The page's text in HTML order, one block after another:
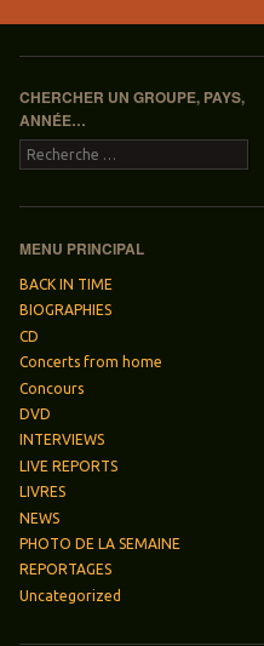
CHERCHER UN GROUPE, PAYS,
ANNÉE…
Recherche
MENU PRINCIPAL
BACK IN TIME
BIOGRAPHIES
CD
Concerts from home
Concours
DVD
INTERVIEWS
LIVE REPORTS
LIVRES
NEWS
PHOTO DE LA SEMAINE
REPORTAGES
Uncategorized